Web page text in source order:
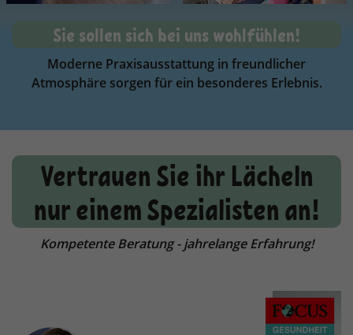
Sie sollen sich bei uns wohlfühlen!
Moderne Praxisausstattung in freundlicher
Atmosphäre sorgen für ein besonderes Erlebnis.
Vertrauen Sie ihr Lächeln
nur einem Spezialisten an!
Kompetente Beratung - jahrelange Erfahrung!